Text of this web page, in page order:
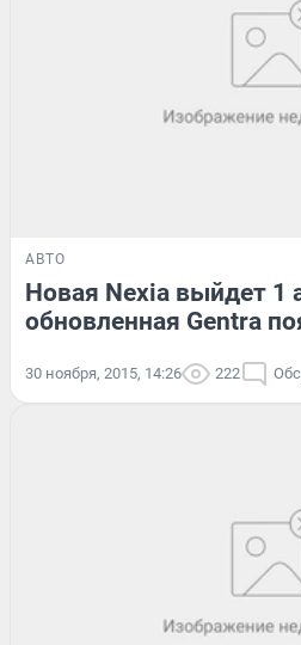
АВТО
Новая Nexia выйдет 1
обновленная Gentra
30 ноября, 2015, 14:26 222